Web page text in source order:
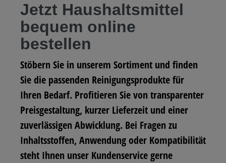
Jetzt Haushaltsmittel
bequem online
bestellen
Stöbern Sie in unserem Sortiment und finden
Sie die passenden Reinigungsprodukte für
Ihren Bedarf. Profitieren Sie von transparenter
Preisgestaltung, kurzer Lieferzeit und einer
zuverlässigen Abwicklung. Bei Fragen zu
Inhaltsstoffen, Anwendung oder Kompatibilität
steht Ihnen unser Kundenservice gerne